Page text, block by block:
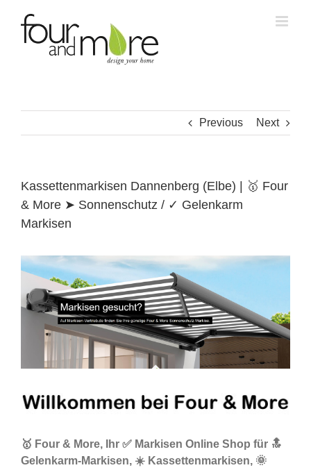
content
Previous Next
Kassettenmarkisen Dannenberg (Elbe) | 🥇 Four
& More ➤ Sonnenschutz / ✓ Gelenkarm
Markisen
🥇 Four & More, Ihr ✅ Markisen Online Shop für 🔝
Gelenkarm-Markisen, ☀️ Kassettenmarkisen, 🌞